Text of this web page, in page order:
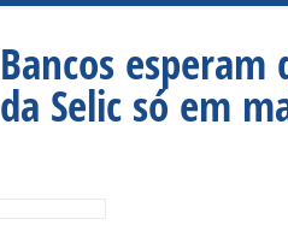
Bancos
da Selic só em